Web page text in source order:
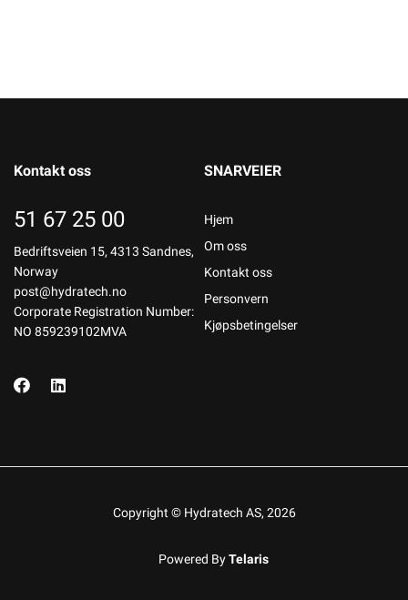
Kontakt oss
51 67 25 00
Bedriftsveien 15, 4313 Sandnes,
Norway
post@hydratech.no
Corporate Registration Number:
NO 859239102MVA
SNARVEIER
Hjem
Om oss
Kontakt oss
Personvern
Kjøpsbetingelser
Copyright © Hydratech AS, 2026
Powered ByTelaris